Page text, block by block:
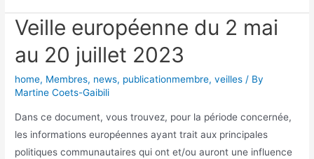
Veille européenne du 2 mai
au 20 juillet 2023
home, Membres, news, publicationmembre,veilles / By
Martine Coets-Gaibili
Dans ce document, vous trouvez, pour la période concernée,
les informations européennes ayant trait aux principales
politiques communautaires qui ont et/ou auront une influence